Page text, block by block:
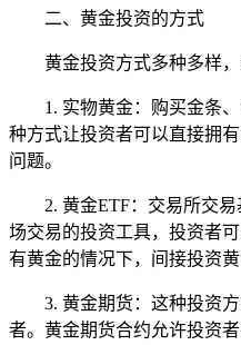
二、黄金投资的方式
黄金投资方式多种多样
1. 实物黄金：购买金条
种方式让投资者可以直接拥
问题。
2. 黄金ETF：交易所交
场交易的投资工具，投资者
有黄金的情况下，间接投资黄
3. 黄金期货：这种投资
者。黄金期货合约允许投资